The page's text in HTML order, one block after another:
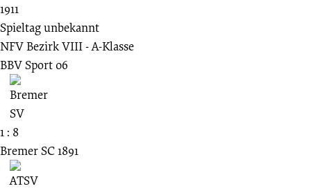
1911
Spieltag unbekannt
NFV Bezirk VIII - A-Klasse
BBV Sport 06
1 : 8
Bremer SC 1891